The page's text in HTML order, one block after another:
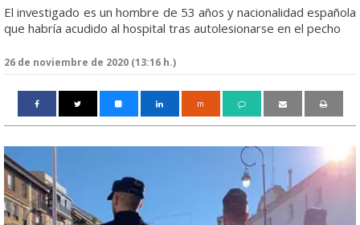
El investigado es un hombre de 53 años y nacionalidad española
que habría acudido al hospital tras autolesionarse en el pecho
26 de noviembre de 2020 (13:16 h.)
m